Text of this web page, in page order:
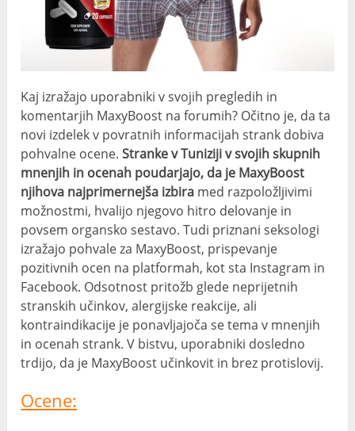
Kaj izražajo uporabniki v svojih pregledih in
komentarjih MaxyBoost na forumih? Očitno je, da ta
novi izdelek v povratnih informacijah strank dobiva
pohvalne ocene.Stranke v Tuniziji v svojih skupnih
mnenjih in ocenah poudarjajo, da je MaxyBoost
njihova najprimernejša izbira med razpoložljivimi
možnostmi, hvalijo njegovo hitro delovanje in
povsem organsko sestavo. Tudi priznani seksologi
izražajo pohvale za MaxyBoost, prispevanje
pozitivnih ocen na platformah, kot sta Instagram in
Facebook. Odsotnost pritožb glede neprijetnih
stranskih učinkov, alergijske reakcije, ali
kontraindikacije je ponavljajoča se tema v mnenjih
in ocenah strank. V bistvu, uporabniki dosledno
trdijo, da je MaxyBoost učinkovit in brez protislovij.
Ocene: